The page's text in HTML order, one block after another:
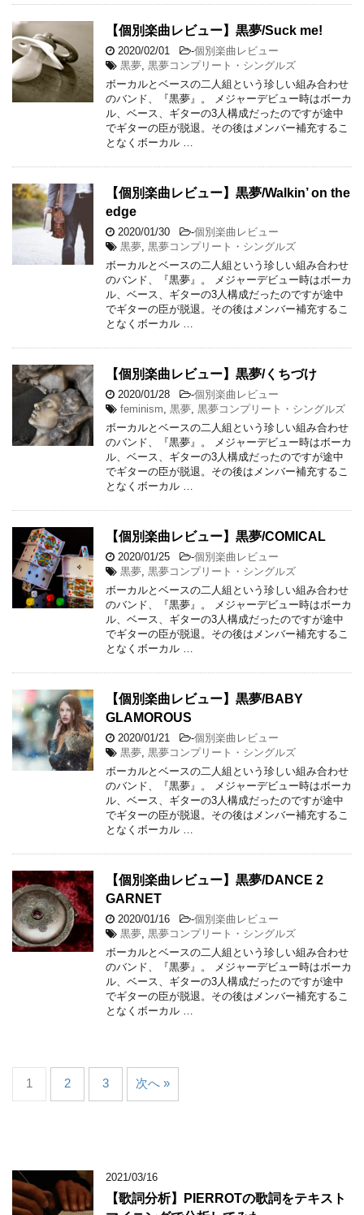
【個別楽曲レビュー】黒夢/Suck me!
2020/02/01 -個別楽曲レビュー
黒夢, 黒夢コンプリート・シングルズ
ボーカルとベースの二人組という珍しい組み合わせ
のバンド、『黒夢』。 メジャーデビュー時はボーカ
ル、ベース、ギターの3人構成だったのですが途中
でギターの臣が脱退。その後はメンバー補充するこ
となくボーカル …
【個別楽曲レビュー】黒夢/Walkin’ on the
edge
2020/01/30 -個別楽曲レビュー
黒夢, 黒夢コンプリート・シングルズ
ボーカルとベースの二人組という珍しい組み合わせ
のバンド、『黒夢』。 メジャーデビュー時はボーカ
ル、ベース、ギターの3人構成だったのですが途中
でギターの臣が脱退。その後はメンバー補充するこ
となくボーカル …
【個別楽曲レビュー】黒夢/くちづけ
2020/01/28 -個別楽曲レビュー
feminism, 黒夢, 黒夢コンプリート・シングルズ
ボーカルとベースの二人組という珍しい組み合わせ
のバンド、『黒夢』。 メジャーデビュー時はボーカ
ル、ベース、ギターの3人構成だったのですが途中
でギターの臣が脱退。その後はメンバー補充するこ
となくボーカル …
【個別楽曲レビュー】黒夢/COMICAL
2020/01/25 -個別楽曲レビュー
黒夢, 黒夢コンプリート・シングルズ
ボーカルとベースの二人組という珍しい組み合わせ
のバンド、『黒夢』。 メジャーデビュー時はボーカ
ル、ベース、ギターの3人構成だったのですが途中
でギターの臣が脱退。その後はメンバー補充するこ
となくボーカル …
【個別楽曲レビュー】黒夢/BABY
GLAMOROUS
2020/01/21 -個別楽曲レビュー
黒夢, 黒夢コンプリート・シングルズ
ボーカルとベースの二人組という珍しい組み合わせ
のバンド、『黒夢』。 メジャーデビュー時はボーカ
ル、ベース、ギターの3人構成だったのですが途中
でギターの臣が脱退。その後はメンバー補充するこ
となくボーカル …
【個別楽曲レビュー】黒夢/DANCE 2
GARNET
2020/01/16 -個別楽曲レビュー
黒夢, 黒夢コンプリート・シングルズ
ボーカルとベースの二人組という珍しい組み合わせ
のバンド、『黒夢』。 メジャーデビュー時はボーカ
ル、ベース、ギターの3人構成だったのですが途中
でギターの臣が脱退。その後はメンバー補充するこ
となくボーカル …
1 2 3 次へ »
2021/03/16
【歌詞分析】PIERROTの歌詞をテキスト